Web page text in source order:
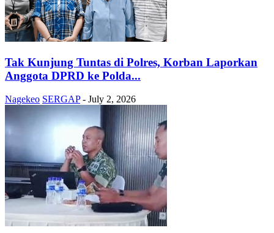
Tak Kunjung Tuntas di Polres, Korban Laporkan
Anggota DPRD ke Polda...
Nagekeo SERGAP - July 2, 2026